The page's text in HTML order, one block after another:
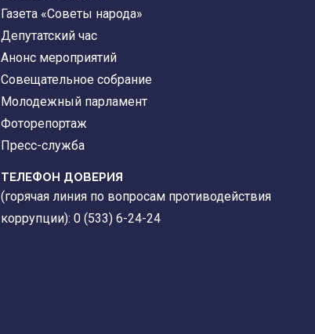
Газета «Советы народа»
Депутатский час
Анонс мероприятий
Совещательное собрание
Молодежный парламент
Фоторепортаж
Пресс-служба
ТЕЛЕФОН ДОВЕРИЯ
(горячая линия по вопросам противодействия
коррупции): 0 (533) 6-24-24